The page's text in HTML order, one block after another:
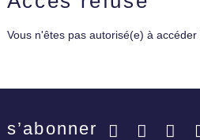
Vous n'êtes pas autorisé(e) à accéder
s’abonner